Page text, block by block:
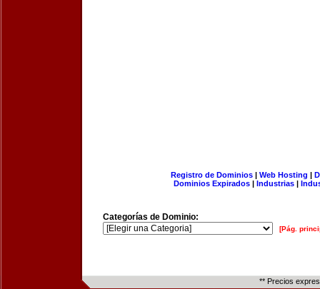
Registro de Dominios| Web Hosting |
Dominios Expirados | Industrias |
Categorías de Dominio:
[Pág.
** Precios